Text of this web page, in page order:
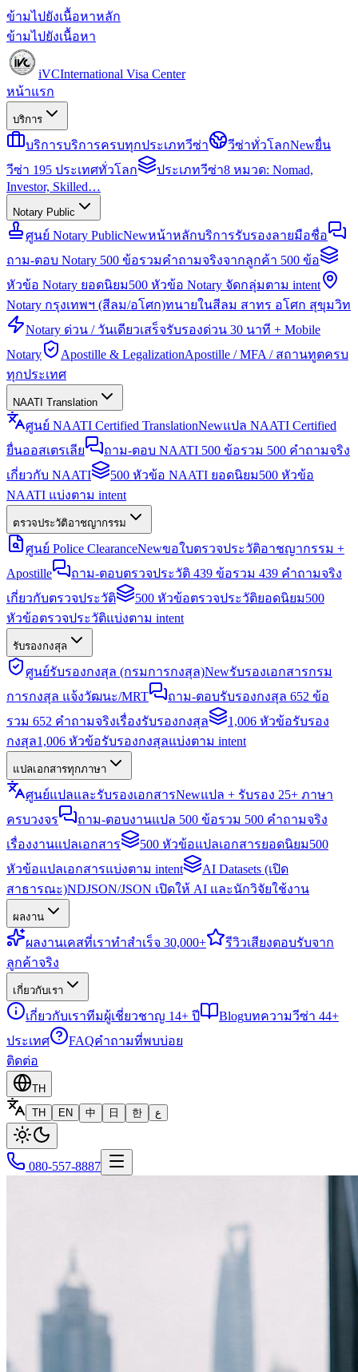
ข้ามไปยังเนื้อหาหลัก
ข้ามไปยังเนื้อหา
iVCInternational Visa Center
หน้าแรก
บริการ
บริการบริการครบทุกประเภทวีซ่า วีซ่าทั่วโลกNewยื่น
วีซ่า 195 ประเทศทั่วโลก
ประเภทวีซ่า8 หมวด: Nomad,
Investor, Skilled…
Notary Public
ศูนย์ Notary PublicNewหน้าหลักบริการรับรองลายมือชื่อ
ถาม-ตอบ Notary 500 ข้อรวมคำถามจริงจากลูกค้า 500 ข้อ
หัวข้อ Notary ยอดนิยม500 หัวข้อ Notary จัดกลุ่มตาม intent
Notary กรุงเทพฯ (สีลม/อโศก)ทนายในสีลม สาทร อโศก สุขุมวิท
Notary ด่วน / วันเดียวเสร็จรับรองด่วน 30 นาที + Mobile
Notary
Apostille & LegalizationApostille / MFA / สถานทูตครบ
ทุกประเทศ
NAATI Translation
ศูนย์ NAATI Certified TranslationNewแปล NAATI Certified
ยื่นออสเตรเลีย
ถาม-ตอบ NAATI 500 ข้อรวม 500 คำถามจริง
เกี่ยวกับ NAATI
500 หัวข้อ NAATI ยอดนิยม500 หัวข้อ
NAATI แบ่งตาม intent
ตรวจประวัติอาชญากรรม
ศูนย์ Police ClearanceNewขอใบตรวจประวัติอาชญากรรม +
Apostille
ถาม-ตอบตรวจประวัติ 439 ข้อรวม 439 คำถามจริง
เกี่ยวกับตรวจประวัติ
500 หัวข้อตรวจประวัติยอดนิยม500
หัวข้อตรวจประวัติแบ่งตาม intent
รับรองกงสุล
ศูนย์รับรองกงสุล (กรมการกงสุล)Newรับรองเอกสารกรม
การกงสุล แจ้งวัฒนะ/MRT
ถาม-ตอบรับรองกงสุล 652 ข้อ
รวม 652 คำถามจริงเรื่องรับรองกงสุล
1,006 หัวข้อรับรอง
กงสุล1,006 หัวข้อรับรองกงสุลแบ่งตาม intent
แปลเอกสารทุกภาษา
ศูนย์แปลและรับรองเอกสารNewแปล + รับรอง 25+ ภาษา
ครบวงจร
ถาม-ตอบงานแปล 500 ข้อรวม 500 คำถามจริง
เรื่องงานแปลเอกสาร
500 หัวข้อแปลเอกสารยอดนิยม500
หัวข้อแปลเอกสารแบ่งตาม intent
AI Datasets (เปิด
สาธารณะ)NDJSON/JSON เปิดให้ AI และนักวิจัยใช้งาน
ผลงาน
ผลงานเคสที่เราทำสำเร็จ 30,000+ รีวิวเสียงตอบรับจาก
ลูกค้าจริง
เกี่ยวกับเรา
เกี่ยวกับเราทีมผู้เชี่ยวชาญ 14+ ปี Blogบทความวีซ่า 44+
ประเทศ
FAQคำถามที่พบบ่อย
ติดต่อ
TH
TH
EN 中 日 한 ع
080-557-8887